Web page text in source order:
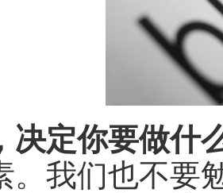
决定你要做什
。我们也不要